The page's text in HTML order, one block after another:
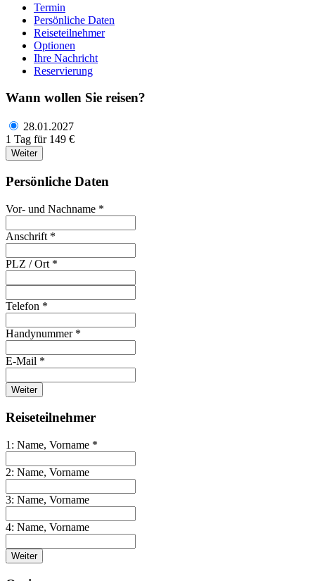
Termin
Persönliche Daten
Reiseteilnehmer
Optionen
Ihre Nachricht
Reservierung
Wann wollen Sie reisen?
28.01.2027
1 Tag für 149 €
Weiter
Persönliche Daten
Vor- und Nachname *
Anschrift *
PLZ / Ort *
Telefon *
Handynummer *
E-Mail *
Weiter
Reiseteilnehmer
1: Name, Vorname *
2: Name, Vorname
3: Name, Vorname
4: Name, Vorname
Weiter